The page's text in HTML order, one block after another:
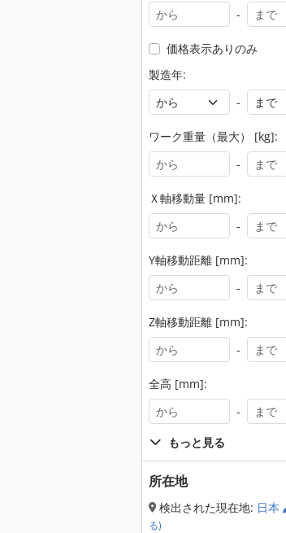
-
価格表示ありのみ
製造年:
-
ワーク重量（最大） [kg]:
-
Ｘ軸移動量 [mm]:
-
Y軸移動距離 [mm]:
-
Z軸移動距離 [mm]:
-
全高 [mm]:
-
もっと見る
所在地
検出された現在地: 日本
る)